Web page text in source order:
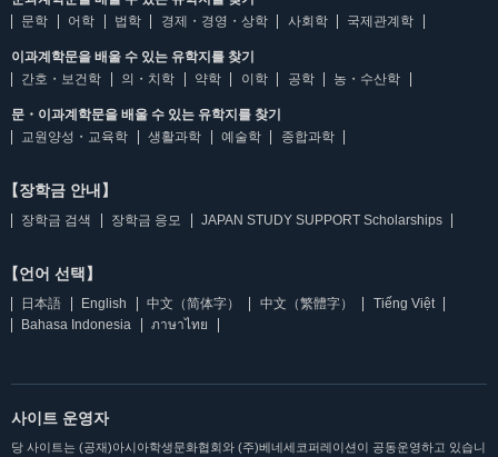
문학
어학 법학 경제・경영・상학 사회학 국제관계학
이과계학문을 배울 수 있는 유학지를 찾기
간호・보건학
의・치학 약학 이학 공학 농・수산학
문・이과계학문을 배울 수 있는 유학지를 찾기
교원양성・교육학
생활과학 예술학 종합과학
【장학금 안내】
장학금 검색 장학금 응모 JAPAN STUDY SUPPORT Scholarships
【언어 선택】
日本語 English 中文（简体字） 中文（繁體字）
Tiếng Việt
Bahasa Indonesia
ภาษาไทย
사이트 운영자
당 사이트는 (공재)아시아학생문화협회와 (주)베네세코퍼레이션이 공동운영하고 있습니